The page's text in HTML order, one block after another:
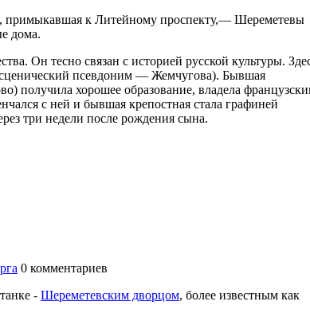
примыкавшая к Литейному проспекту,— Шереметевы
дома.
Он тесно связан с историей русской культуры.
псевдоним — Жемчугова). Бывшая
получила хорошее образование, владела
с ней и бывшая крепостная стала графиней
три недели после рождения сына.
0 комментариев
- Шереметевским дворцом, более известным как